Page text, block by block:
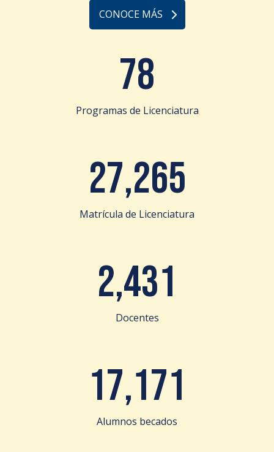
CONOCE MÁS
78
Programas de Licenciatura
27,265
Matrícula de Licenciatura
2,431
Docentes
17,171
Alumnos becados